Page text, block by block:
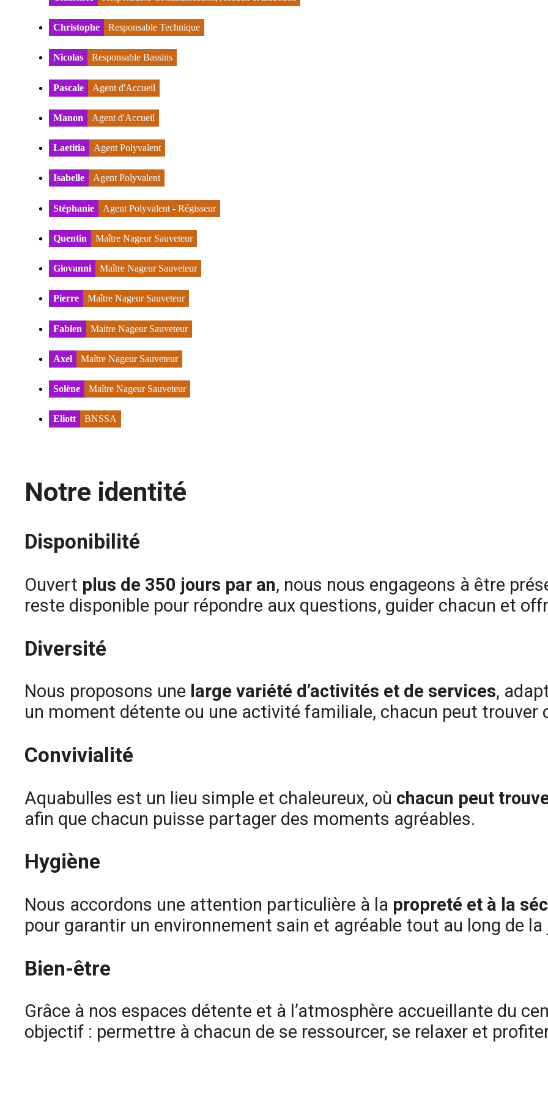
Christophe Responsable Technique
Nicolas Responsable Bassins
Pascale Agent d'Accueil
Manon Agent d'Accueil
Laetitia Agent Polyvalent
Isabelle Agent Polyvalent
Stéphanie Agent Polyvalent - Régisseur
Quentin Maître Nageur Sauveteur
Giovanni Maître Nageur Sauveteur
Pierre Maître Nageur Sauveteur
Fabien Maitre Nageur Sauveteur
Axel Maître Nageur Sauveteur
Solène Maître Nageur Sauveteur
Eliott BNSSA
Notre identité
Disponibilité
Ouvert plus de 350 jours par an, nous nous engageons à être
reste disponible pour répondre aux questions, guider chacun et
Diversité
Nous proposons une large variété d’activités et de services,
un moment détente ou une activité familiale, chacun peut trouver
Convivialité
Aquabulles est un lieu simple et chaleureux, où chacun peut
afin que chacun puisse partager des moments agréables.
Hygiène
Nous accordons une attention particulière à la propreté et à la
pour garantir un environnement sain et agréable tout au long de la
Bien-être
Grâce à nos espaces détente et à l’atmosphère accueillante du
objectif : permettre à chacun de se ressourcer, se relaxer et